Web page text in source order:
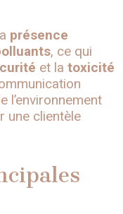
présence
, ce qui
et la toxicité
l’environnement
une clientèle